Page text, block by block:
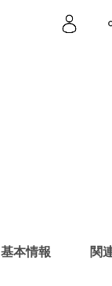
基本情報 関